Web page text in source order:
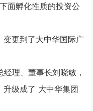
面孵化性质的投资公
变更到了大中华国际广
理、董事长刘晓敏，
升级成了 大中华集团